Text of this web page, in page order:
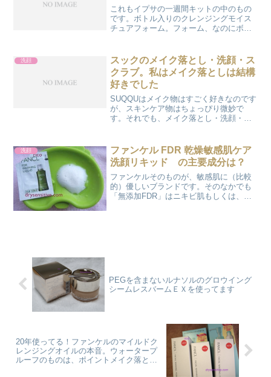
これもイプサの一週間キットの中のもの
です。ボトル入りのクレンジングモイス
チュアフォーム。フォーム、なのにボト
えて全部流しちゃう事故ってありそう、
と思ったら。なんだ、ポン...
洗顔
スックのメイク落とし・洗顔・ス
クラブ。私はメイク落としは結構
好きでした
SUQQUはメイク物はすごく好きなのです
が、スキンケア物はちょっぴり微妙で
す。それでも、メイク落とし・洗顔・ス
2016年にあったリニュ前の物もいくつか
サンプル・ミニサイズ...
洗顔
ファンケル FDR 乾燥敏感肌ケア
洗顔リキッド の主要成分は？
ファンケルそのものが、敏感肌に（比較
的）優しいブランドです。そのなかでも
「無添加FDR」はニキビ肌もしくは、乾
PEGを含まないルナソルのグロウイング
シームレスバームＥＸを使ってます
20年使ってる！ファンケルのマイルドク
レンジングオイルの本音。ウォータープ
ルーフのものは、ポイントメイク落とし